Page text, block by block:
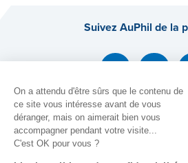
Suivez AuPhil de la
Copyright (c) 2022 AUPHIL DE
On a attendu d'être sûrs que le contenu de
ce site vous intéresse avant de vous
déranger, mais on aimerait bien vous
accompagner pendant votre visite...
C'est OK pour vous ?